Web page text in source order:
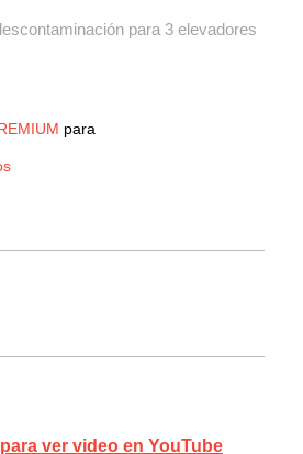
para 3 elevadores
para
ver video en YouTube